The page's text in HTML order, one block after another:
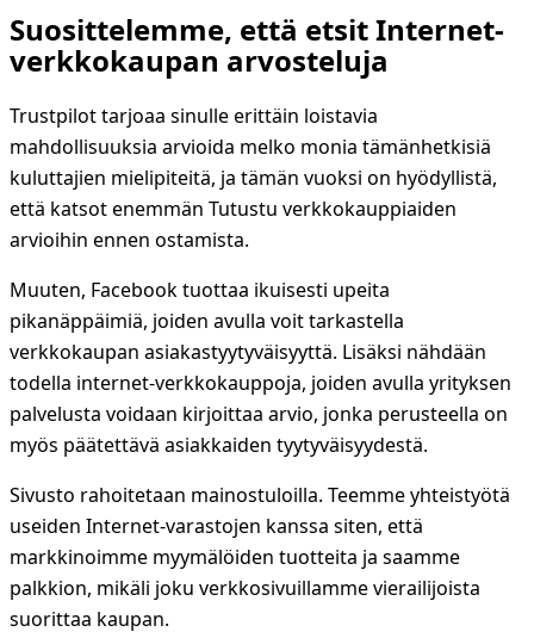
Suosittelemme, että etsit Internet-
verkkokaupan arvosteluja
Trustpilot tarjoaa sinulle erittäin loistavia
mahdollisuuksia arvioida melko monia tämänhetkisiä
kuluttajien mielipiteitä, ja tämän vuoksi on hyödyllistä,
että katsot enemmän Tutustu verkkokauppiaiden
arvioihin ennen ostamista.
Muuten, Facebook tuottaa ikuisesti upeita
pikanäppäimiä, joiden avulla voit tarkastella
verkkokaupan asiakastyytyväisyyttä. Lisäksi nähdään
todella internet-verkkokauppoja, joiden avulla yrityksen
palvelusta voidaan kirjoittaa arvio, jonka perusteella on
myös päätettävä asiakkaiden tyytyväisyydestä.
Sivusto rahoitetaan mainostuloilla. Teemme yhteistyötä
useiden Internet-varastojen kanssa siten, että
markkinoimme myymälöiden tuotteita ja saamme
palkkion, mikäli joku verkkosivuillamme vierailijoista
suorittaa kaupan.